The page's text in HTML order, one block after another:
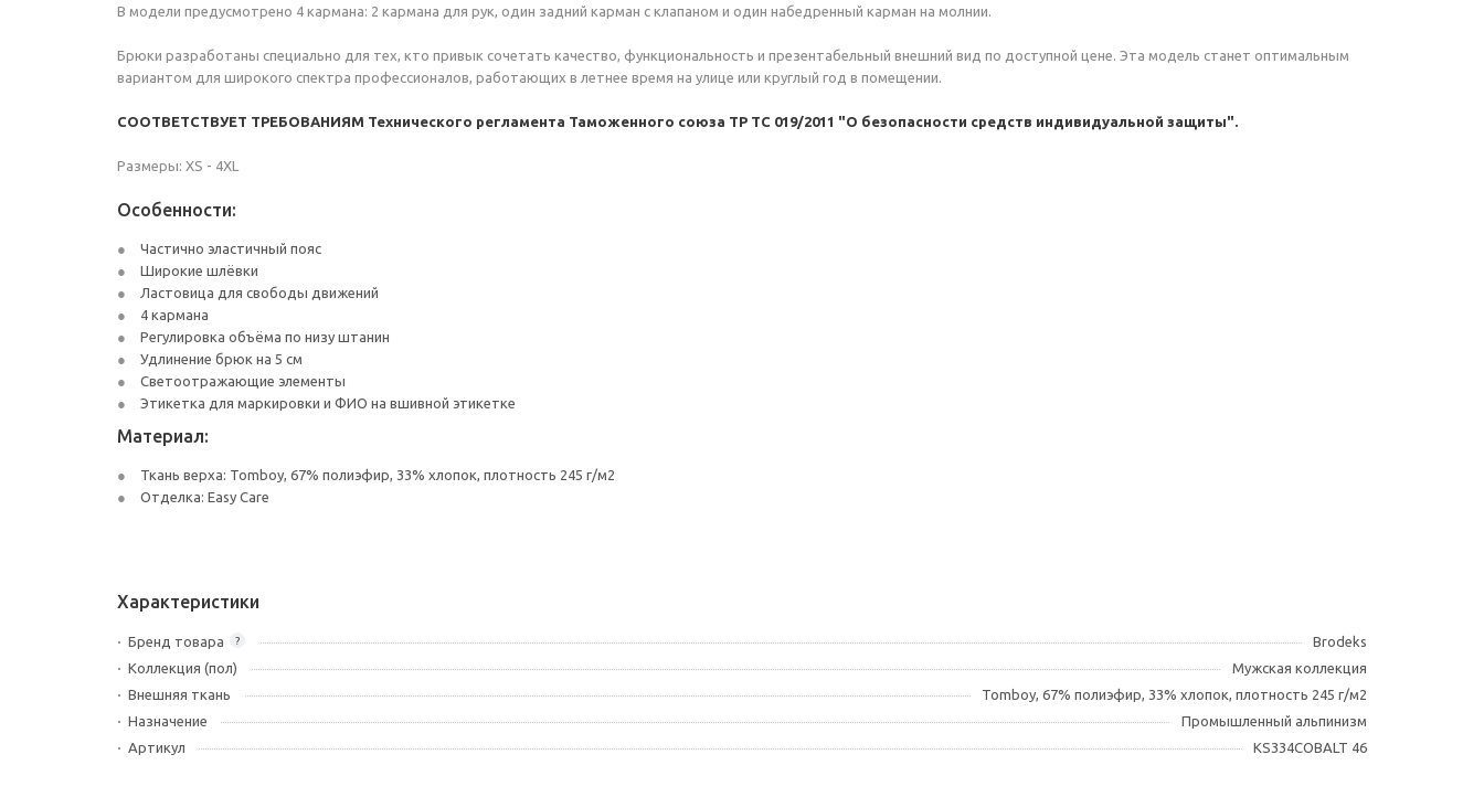
В модели предусмотрено 4 кармана: 2 кармана для рук, один задний карман с клапаном и один набедренный карман на молнии.
Брюки разработаны специально для тех, кто привык сочетать качество, функциональность и презентабельный внешний вид по доступной цене. Эта модель станет оптимальным
вариантом для широкого спектра профессионалов, работающих в летнее время на улице или круглый год в помещении.
СООТВЕТСТВУЕТ ТРЕБОВАНИЯМ Технического регламента Таможенного союза ТР ТС 019/2011 "О безопасности средств индивидуальной защиты".
Размеры: XS - 4XL
Особенности:
Частично эластичный пояс
Широкие шлёвки
Ластовица для свободы движений
4 кармана
Регулировка объёма по низу штанин
Удлинение брюк на 5 см
Светоотражающие элементы
Этикетка для маркировки и ФИО на вшивной этикетке
Материал:
Ткань верха: Tomboy, 67% полиэфир, 33% хлопок, плотность 245 г/м2
Отделка: Easy Care
Характеристики
?
Бренд товара
Brodeks
Коллекция (пол)
Мужская коллекция
Внешняя ткань
Tomboy, 67% полиэфир, 33% хлопок, плотность 245 г/м2
Назначение
Промышленный альпинизм
Артикул
KS334COBALT 46